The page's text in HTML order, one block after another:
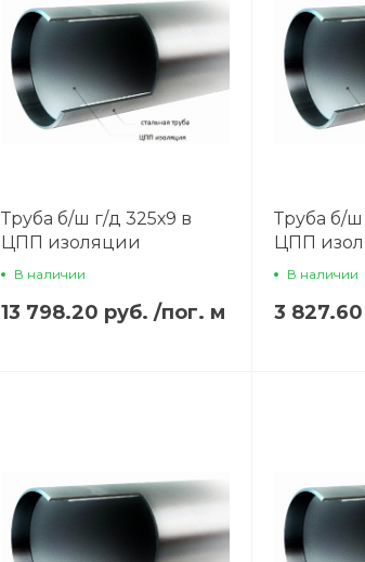
Труба б/ш г/д 325х9 в
ЦПП изоляции
В наличии
13 798.20 руб. /пог. м
Труба б/ш
ЦПП
В наличии
3